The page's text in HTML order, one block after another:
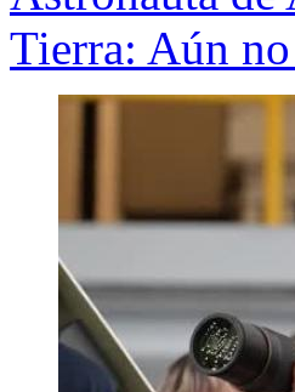
Tierra: Aún